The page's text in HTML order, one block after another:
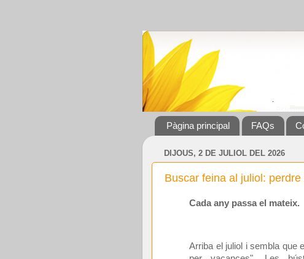
Pàgina principal FAQs
DIJOUS, 2 DE JULIOL DEL 2026
Buscar feina al juliol:
Cada any passa el mateix.
Arriba el juliol i sembla que